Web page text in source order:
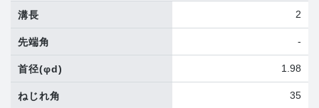
溝長 2
先端角 -
首径(φd) 1.98
ねじれ角 35